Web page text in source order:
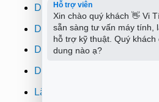
Dịch vụ cứu dữ liệu
Dịch vụ sửa wifi tại nhà
Dịch vụ sửa máy in
Dịch vụ nạp mực máy in
Lắp đặt camera quan sát
Hỗ trợ viên
Xin chào quý khách 👋 Vi
sẵn sàng tư vấn máy tính,
hỗ trợ kỹ thuật. Quý
dung nào ạ?